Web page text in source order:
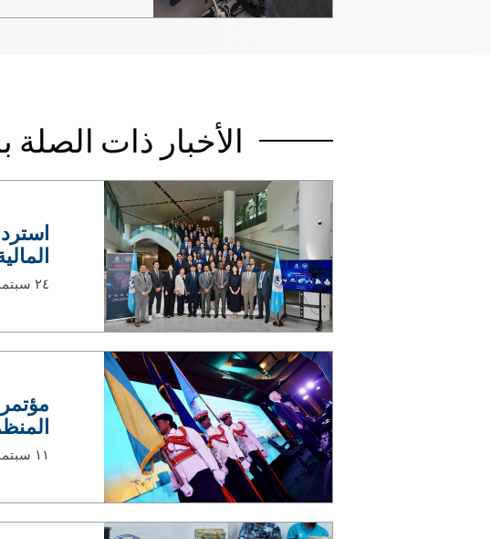
الأخبار ذات
٢٤ سبتمبر، ٢٠٢٥
١١ سبتمبر، ٢٠٢٤